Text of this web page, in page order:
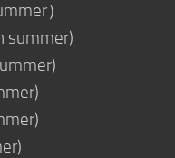
）
summer)